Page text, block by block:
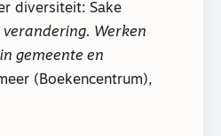
diversiteit: Sake
verandering. Werken
gemeente en
(Boekencentrum),